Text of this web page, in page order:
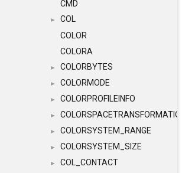
CMD
►
COL
COLOR
COLORA
► COLORBYTES
► COLORMODE
► COLORPROFILEINFO
► COLORSPACETRANSFORMATION
► COLORSYSTEM_RANGE
► COLORSYSTEM_SIZE
► COL_CONTACT